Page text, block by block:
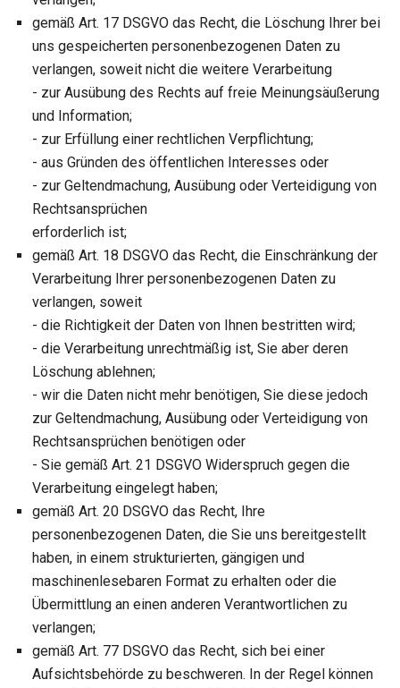
gemäß Art. 17 DSGVO das Recht, die Löschung Ihrer bei
uns gespeicherten personenbezogenen Daten zu
verlangen, soweit nicht die weitere Verarbeitung
- zur Ausübung des Rechts auf freie Meinungsäußerung
und Information;
- zur Erfüllung einer rechtlichen Verpflichtung;
- aus Gründen des öffentlichen Interesses oder
- zur Geltendmachung, Ausübung oder Verteidigung von
Rechtsansprüchen
erforderlich ist;
gemäß Art. 18 DSGVO das Recht, die Einschränkung der
Verarbeitung Ihrer personenbezogenen Daten zu
verlangen, soweit
- die Richtigkeit der Daten von Ihnen bestritten wird;
- die Verarbeitung unrechtmäßig ist, Sie aber deren
Löschung ablehnen;
- wir die Daten nicht mehr benötigen, Sie diese jedoch
zur Geltendmachung, Ausübung oder Verteidigung von
Rechtsansprüchen benötigen oder
- Sie gemäß Art. 21 DSGVO Widerspruch gegen die
Verarbeitung eingelegt haben;
gemäß Art. 20 DSGVO das Recht, Ihre
personenbezogenen Daten, die Sie uns bereitgestellt
haben, in einem strukturierten, gängigen und
maschinenlesebaren Format zu erhalten oder die
Übermittlung an einen anderen Verantwortlichen zu
verlangen;
gemäß Art. 77 DSGVO das Recht, sich bei einer
Aufsichtsbehörde zu beschweren. In der Regel können